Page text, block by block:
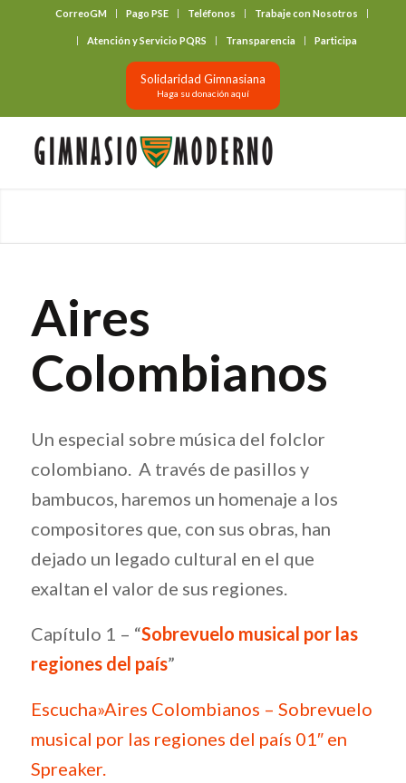
CorreoGM Pago PSE Teléfonos Trabaje con Nosotros
Atención y Servicio PQRS Transparencia Participa
Solidaridad Gimnasiana
Haga su donación aquí
Aires
Colombianos
Un especial sobre música del folclor
colombiano. A través de pasillos y
bambucos, haremos un homenaje a los
compositores que, con sus obras, han
dejado un legado cultural en el que
exaltan el valor de sus regiones.
Capítulo 1 – “Sobrevuelo musical por las
regiones del país”
Escucha»Aires Colombianos – Sobrevuelo
musical por las regiones del país 01″ en
Spreaker.